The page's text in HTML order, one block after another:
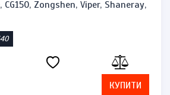
Zongshen, Viper, Shaneray,
КУПИТИ